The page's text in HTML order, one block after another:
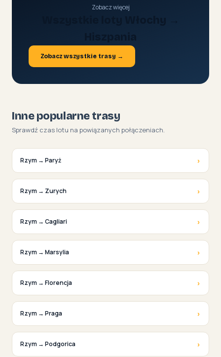
Zobacz więcej
Zobacz wszystkie trasy →
Inne popularne trasy
Sprawdź czas lotu na powiązanych połączeniach.
Rzym → Paryż ›
Rzym → Zurych ›
Rzym → Cagliari ›
Rzym → Marsylia ›
Rzym → Florencja ›
Rzym → Praga ›
Rzym → Podgorica ›